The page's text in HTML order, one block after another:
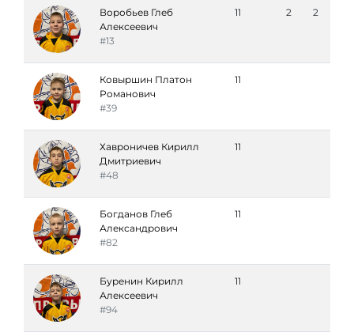
Воробьев Глеб
Алексеевич
#13
11 2 2
Ковыршин Платон
Романович
#39
11
Хавроничев Кирилл
Дмитриевич
#48
11
Богданов Глеб
Александрович
#82
11
Буренин Кирилл
Алексеевич
#94
11